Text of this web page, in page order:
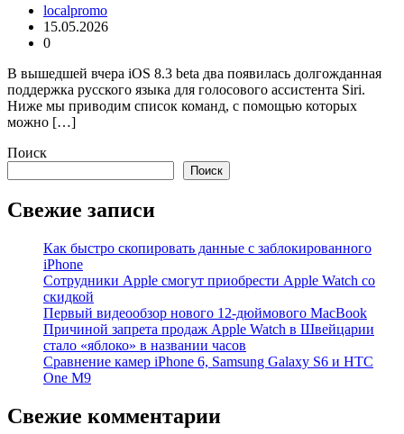
localpromo
15.05.2026
0
В вышедшей вчера iOS 8.3 beta два появилась долгожданная
поддержка русского языка для голосового ассистента Siri.
Ниже мы приводим список команд, с помощью которых
можно […]
Поиск
Поиск
Свежие записи
Как быстро скопировать данные с заблокированного
iPhone
Сотрудники Apple смогут приобрести Apple Watch со
скидкой
Первый видеообзор нового 12-дюймового MacBook
Причиной запрета продаж Apple Watch в Швейцарии
стало «яблоко» в названии часов
Cравнение камер iPhone 6, Samsung Galaxy S6 и HTC
One M9
Свежие комментарии